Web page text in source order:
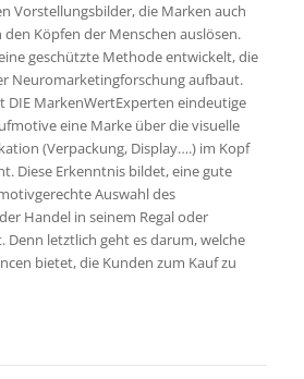
Vorstellungsbilder, die Marken auch
Köpfen der Menschen auslösen.
geschützte Methode entwickelt, die
Neuromarketingforschung aufbaut.
DIE MarkenWertExperten eindeutige
eine Marke über die visuelle
(Verpackung, Display….) im Kopf
Diese Erkenntnis bildet, eine gute
Auswahl des
Handel in seinem Regal oder
Denn letztlich geht es darum, welche
bietet, die Kunden zum Kauf zu